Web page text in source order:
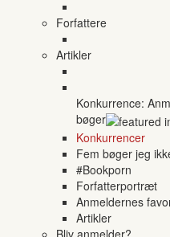
Forfattere
Artikler
Konkurrence:
bøger
Konkurrencer
Fem bøger jeg
#Bookporn
Forfatterportræt
Anmeldernes
Artikler
Bliv anmelder?